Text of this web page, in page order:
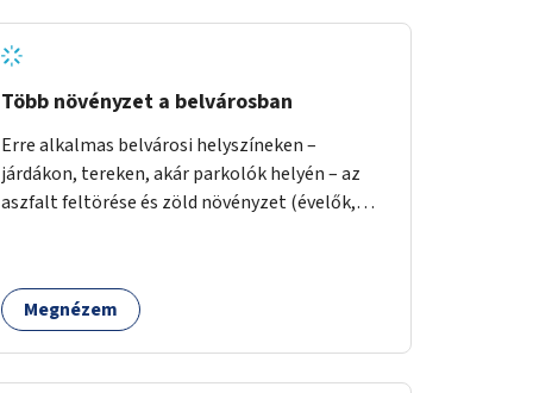
Több növényzet a belvárosban
Erre alkalmas belvárosi helyszíneken –
járdákon, tereken, akár parkolók helyén – az
aszfalt feltörése és zöld növényzet (évelők,
Megnézem